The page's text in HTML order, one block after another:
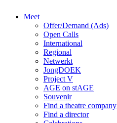
Meet
Offer/Demand (Ads)
Open Calls
International
Regional
Netwerkt
JongDOEK
Project V
AGE on stAGE
Souvenir
Find a theatre company
Find a director